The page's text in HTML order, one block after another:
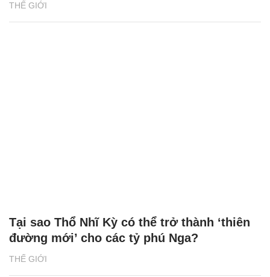
THẾ GIỚI
THẾ GIỚI
Tại sao Thổ Nhĩ Kỳ có thể trở thành ‘thiên
đường mới’ cho các tỷ phú Nga?